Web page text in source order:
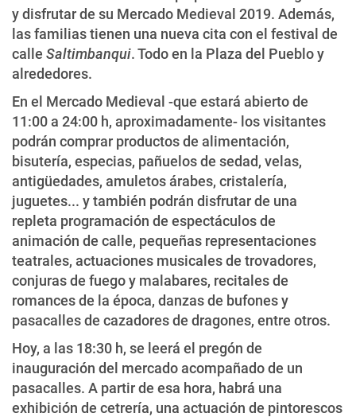
y disfrutar de su Mercado Medieval 2019. Además,
las familias tienen una nueva cita con el festival de
calle Saltimbanqui. Todo en la Plaza del Pueblo y
alrededores.
En el Mercado Medieval -que estará abierto de
11:00 a 24:00 h, aproximadamente- los visitantes
podrán comprar productos de alimentación,
bisutería, especias, pañuelos de sedad, velas,
antigüedades, amuletos árabes, cristalería,
juguetes... y también podrán disfrutar de una
repleta programación de espectáculos de
animación de calle, pequeñas representaciones
teatrales, actuaciones musicales de trovadores,
conjuras de fuego y malabares, recitales de
romances de la época, danzas de bufones y
pasacalles de cazadores de dragones, entre otros.
Hoy, a las 18:30 h, se leerá el pregón de
inauguración del mercado acompañado de un
pasacalles. A partir de esa hora, habrá una
exhibición de cetrería, una actuación de pintorescos